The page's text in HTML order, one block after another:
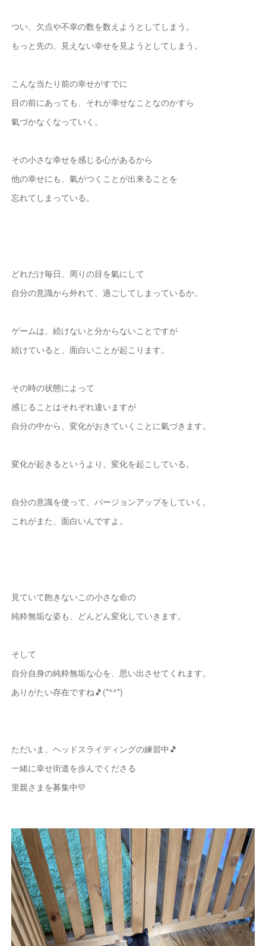
つい、欠点や不幸の数を数えようとしてしまう。
もっと先の、見えない幸せを見ようとしてしまう。
こんな当たり前の幸せがすでに
目の前にあっても、それが幸せなことなのかすら
氣づかなくなっていく。
その小さな幸せを感じる心があるから
他の幸せにも、氣がつくことが出来ることを
忘れてしまっている。
どれだけ毎日、周りの目を氣にして
自分の意識から外れて、過ごしてしまっているか。
ゲームは、続けないと分からないことですが
続けていると、面白いことが起こります。
その時の状態によって
感じることはそれぞれ違いますが
自分の中から、変化がおきていくことに氣づきます。
変化が起きるというより、変化を起こしている。
自分の意識を使って、バージョンアップをしていく。
これがまた、面白いんですよ。
見ていて飽きないこの小さな命の
純粋無垢な姿も、どんどん変化していきます。
そして
自分自身の純粋無垢な心を、思い出させてくれます。
ありがたい存在ですね🎵(*^^*)
ただいま、ヘッドスライディングの練習中🎵
一緒に幸せ街道を歩んでくださる
里親さまを募集中💛